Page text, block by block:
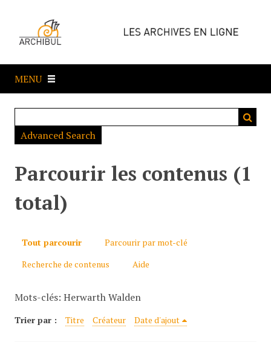
e
a
MENU
Advanced Search
Parcourir les contenus (1
total)
Tout parcourir
Parcourir par mot-clé
Recherche de contenus
Aide
Mots-clés: Herwarth Walden
Trier par : Titre Créateur Date d'ajout